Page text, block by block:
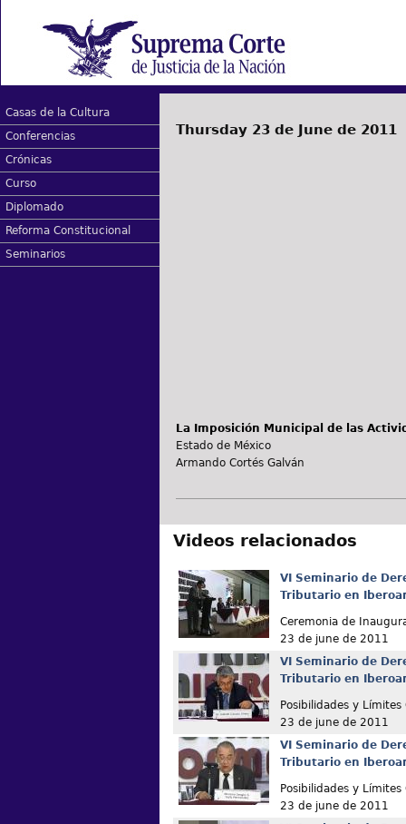
Casas de la Cultura
Conferencias
Crónicas
Curso
Diplomado
Reforma Constitucional
Seminarios
Thursday 23 de June de 2011
La Imposición Municipal de las
Estado de México
Armando Cortés Galván
Videos relacionados
VI Seminario de
Tributario en
Ceremonia de
23 de june de 2011
VI Seminario de
Tributario en
Posibilidades y
23 de june de 2011
VI Seminario de
Tributario en
Posibilidades y
23 de june de 2011